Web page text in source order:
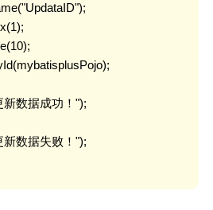
新数据成功！");
新数据失败！");